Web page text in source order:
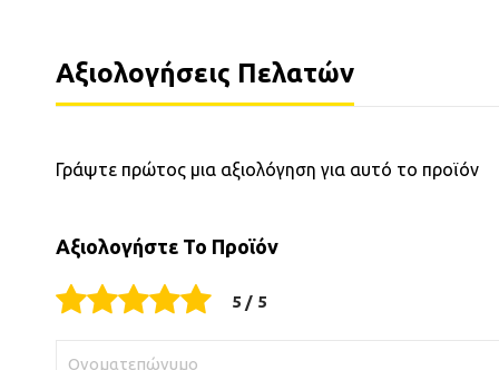
Αξιολογήσεις Πελατών
Γράψτε πρώτος μια αξιολόγηση για αυτό το προϊόν
Αξιολογήστε Το Προϊόν